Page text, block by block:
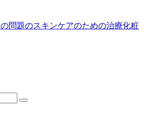
問題のスキンケアのための治療化粧